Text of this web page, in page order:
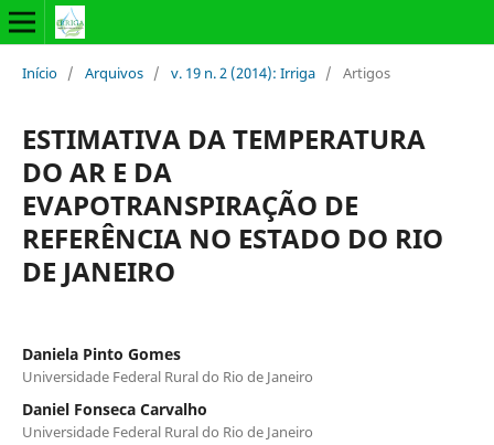
Início / Arquivos / v. 19 n. 2 (2014): Irriga / Artigos
ESTIMATIVA DA TEMPERATURA
DO AR E DA
EVAPOTRANSPIRAÇÃO DE
REFERÊNCIA NO ESTADO DO RIO
DE JANEIRO
Daniela Pinto Gomes
Universidade Federal Rural do Rio de Janeiro
Daniel Fonseca Carvalho
Universidade Federal Rural do Rio de Janeiro